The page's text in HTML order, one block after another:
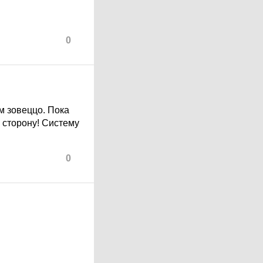
0
зовеццо. Пока
Систему
0